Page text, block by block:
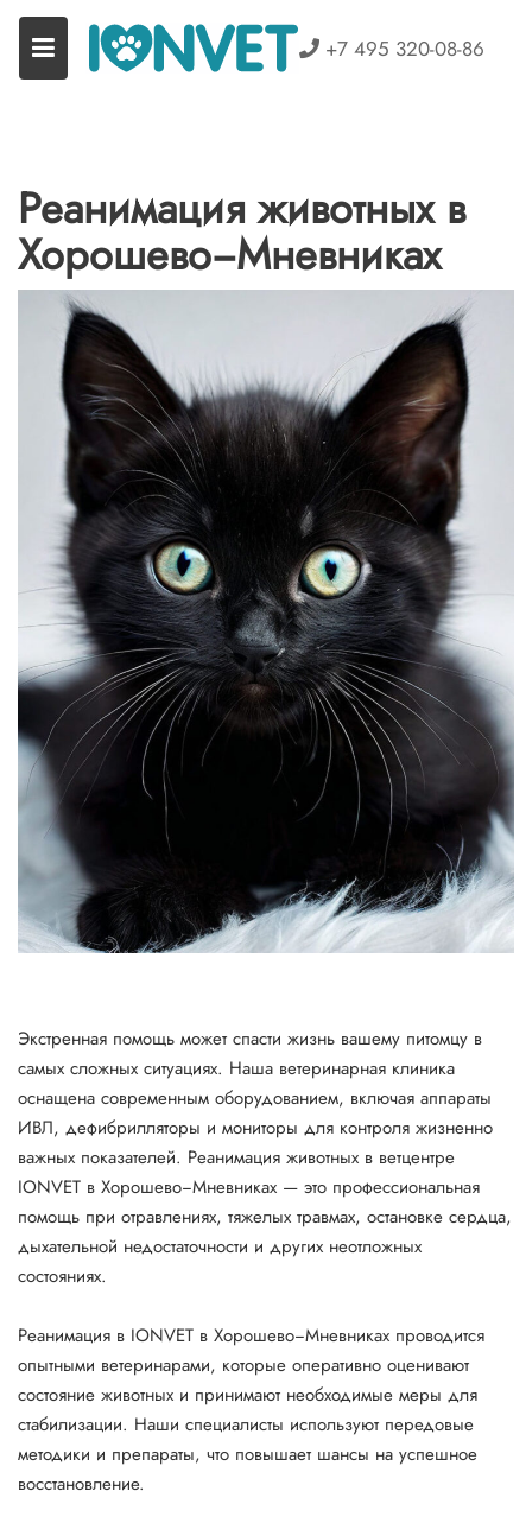
Перейти
содержимому
+7 495 320-08-86
Реанимация животных в
Хорошево−Мневниках
Экстренная помощь может спасти жизнь вашему питомцу в
самых сложных ситуациях. Наша ветеринарная клиника
оснащена современным оборудованием, включая аппараты
ИВЛ, дефибрилляторы и мониторы для контроля жизненно
важных показателей. Реанимация животных в ветцентре
IONVET в Хорошево−Мневниках — это профессиональная
помощь при отравлениях, тяжелых травмах, остановке сердца,
дыхательной недостаточности и других неотложных
состояниях.
Реанимация в IONVET в Хорошево−Мневниках проводится
опытными ветеринарами, которые оперативно оценивают
состояние животных и принимают необходимые меры для
стабилизации. Наши специалисты используют передовые
методики и препараты, что повышает шансы на успешное
восстановление.